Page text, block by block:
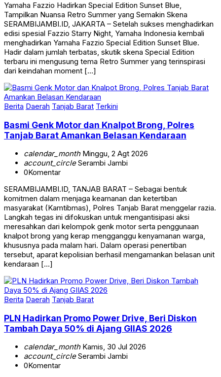
Yamaha Fazzio Hadirkan Special Edition Sunset Blue,
Tampilkan Nuansa Retro Summer yang Semakin Skena
SERAMBIJAMBI.ID, JAKARTA – Setelah sukses menghadirkan
edisi spesial Fazzio Starry Night, Yamaha Indonesia kembali
menghadirkan Yamaha Fazzio Special Edition Sunset Blue.
Hadir dalam jumlah terbatas, skutik skena Special Edition
terbaru ini mengusung tema Retro Summer yang terinspirasi
dari keindahan moment […]
Berita Daerah Tanjab Barat Terkini
Basmi Genk Motor dan Knalpot Brong, Polres
Tanjab Barat Amankan Belasan Kendaraan
calendar_monthMinggu, 2 Agt 2026
account_circleSerambi Jambi
0Komentar
SERAMBIJAMBI.ID, TANJAB BARAT – Sebagai bentuk
komitmen dalam menjaga keamanan dan ketertiban
masyarakat (Kamtibmas), Polres Tanjab Barat menggelar razia.
Langkah tegas ini difokuskan untuk mengantisipasi aksi
meresahkan dari kelompok genk motor serta penggunaan
knalpot brong yang kerap mengganggu kenyamanan warga,
khususnya pada malam hari. Dalam operasi penertiban
tersebut, aparat kepolisian berhasil mengamankan belasan unit
kendaraan […]
Berita Daerah Tanjab Barat
PLN Hadirkan Promo Power Drive, Beri Diskon
Tambah Daya 50% di Ajang GIIAS 2026
calendar_monthKamis, 30 Jul 2026
account_circleSerambi Jambi
0Komentar